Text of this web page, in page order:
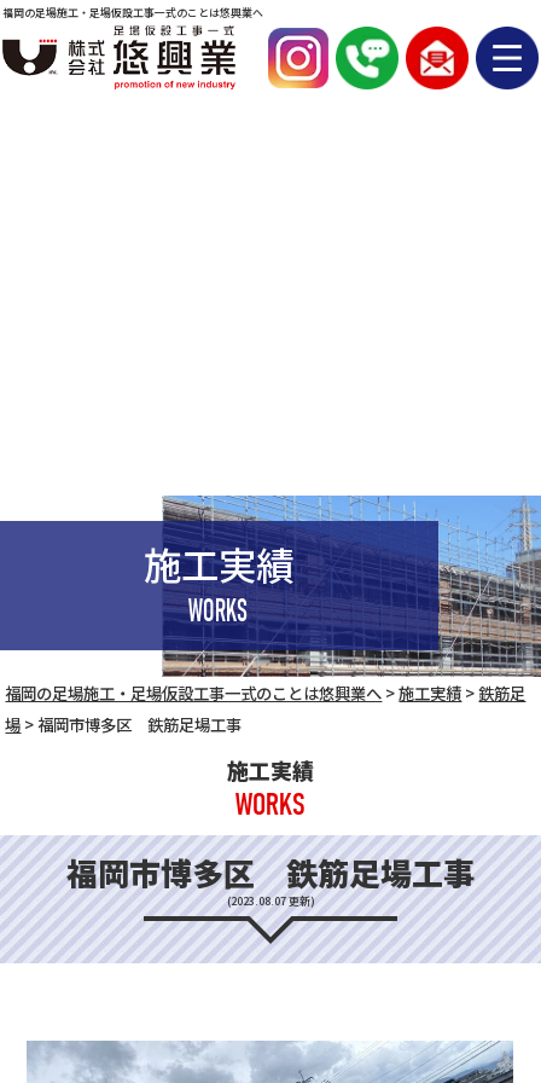
福岡の足場施工・足場仮設工事一式のことは悠興業へ
施工実績
WORKS
福岡の足場施工・足場仮設工事一式のことは悠興業へ >施工実績 >鉄筋足
場 >福岡市博多区 鉄筋足場工事
施工実績
WORKS
福岡市博多区 鉄筋足場工事
(2023.08.07 更新)